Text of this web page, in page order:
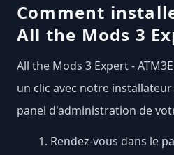
Comment
All the Mods 3
All the Mods 3 Expert -
un clic avec notre
panel d'administration de
Rendez-vous dans le